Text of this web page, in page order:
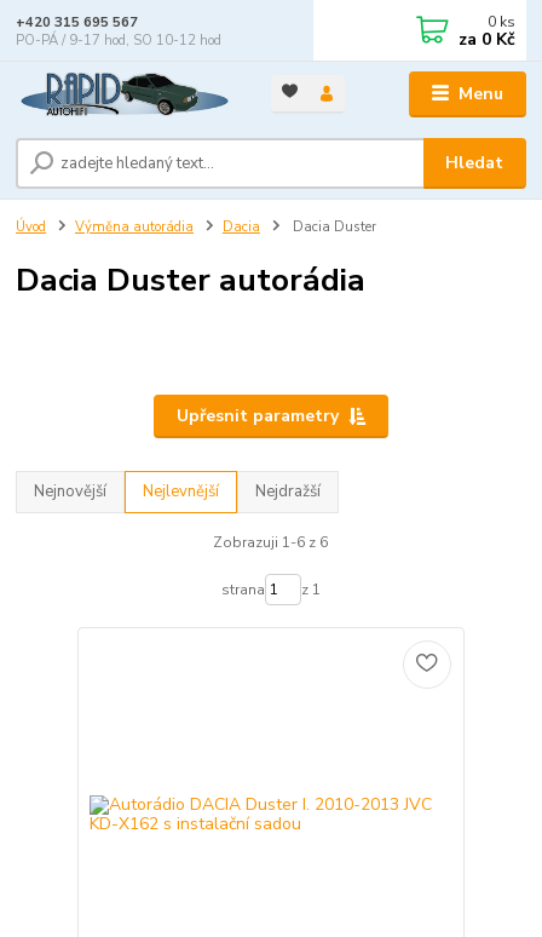
Menu
Hledat
+420 315 695 567
PO-PÁ / 9-17 hod, SO 10-12 hod
0 ks
za 0 Kč
Úvod Výměna autorádia Dacia Dacia Duster
Dacia Duster autorádia
Upřesnit parametry
Nejnovější Nejlevnější Nejdražší
Zobrazuji 1-6 z 6
strana z 1